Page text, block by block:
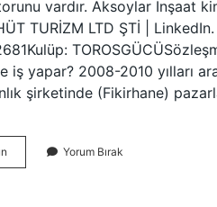
vardır. Aksoylar İnşaat
TURİZM LTD ŞTİ |
iş yapar? 2008-2010 yılları
şirketinde (Fikirhane)
Aksoy
Yorum Bırak